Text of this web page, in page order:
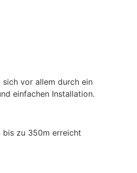
sich vor allem durch ein
einfachen Installation.
bis zu 350m erreicht